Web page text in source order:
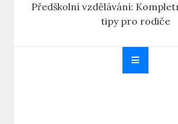
Předškolní vzdělávání:
tipy pro rodiče